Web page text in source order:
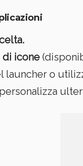
icone
launcher o